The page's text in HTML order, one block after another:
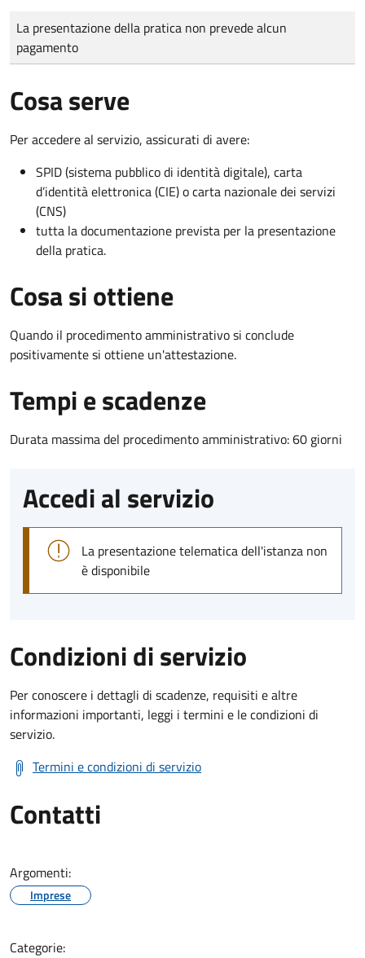
Tipo di pagamento
Importo
La presentazione della pratica non prevede alcun
pagamento
Cosa serve
Per accedere al servizio, assicurati di avere:
SPID (sistema pubblico di identità digitale), carta
d’identità elettronica (CIE) o carta nazionale dei servizi
(CNS)
tutta la documentazione prevista per la presentazione
della pratica.
Cosa si ottiene
Quando il procedimento amministrativo si conclude
positivamente si ottiene un'attestazione.
Tempi e scadenze
Durata massima del procedimento amministrativo: 60 giorni
Accedi al servizio
La presentazione telematica dell'istanza non
è disponibile
Condizioni di servizio
Per conoscere i dettagli di scadenze, requisiti e altre
informazioni importanti, leggi i termini e le condizioni di
servizio.
Termini e condizioni di servizio
Contatti
Argomenti:
Imprese
Categorie: